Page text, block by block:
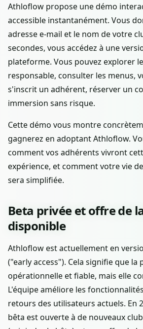
Athloflow propose une démo
accessible instantanément. Vous
adresse e-mail et le nom de votre
secondes, vous accédez à une
plateforme. Vous pouvez explorer
responsable, consulter les menus,
s'inscrit un adhérent, réserver un
immersion sans risque.
Cette démo vous montre
gagnerez en adoptant Athloflow.
comment vos adhérents vivront
expérience, et comment votre vie
sera simplifiée.
Beta privée et offre de
disponible
Athloflow est actuellement en
("early access"). Cela signifie que la
opérationnelle et fiable, mais elle
L'équipe améliore les
retours des utilisateurs actuels. En
bêta est ouverte à de nouveaux